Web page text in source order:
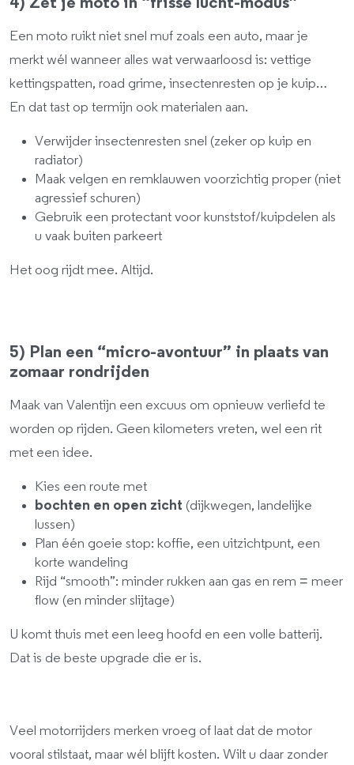
Een moto ruikt niet snel muf zoals een auto, maar je
merkt wél wanneer alles wat verwaarloosd is: vettige
kettingspatten, road grime, insectenresten op je kuip…
En dat tast op termijn ook materialen aan.
Verwijder insectenresten snel (zeker op kuip en
radiator)
Maak velgen en remklauwen voorzichtig proper (niet
agressief schuren)
Gebruik een protectant voor kunststof/kuipdelen als
u vaak buiten parkeert
Het oog rijdt mee. Altijd.
5) Plan een “micro-avontuur” in plaats van
zomaar rondrijden
Maak van Valentijn een excuus om opnieuw verliefd te
worden op rijden. Geen kilometers vreten, wel een rit
met een idee.
Kies een route met
bochten en open zicht (dijkwegen, landelijke
lussen)
Plan één goeie stop: koffie, een uitzichtpunt, een
korte wandeling
Rijd “smooth”: minder rukken aan gas en rem = meer
flow (en minder slijtage)
U komt thuis met een leeg hoofd en een volle batterij.
Dat is de beste upgrade die er is.
Veel motorrijders merken vroeg of laat dat de motor
vooral stilstaat, maar wél blijft kosten. Wilt u daar zonder